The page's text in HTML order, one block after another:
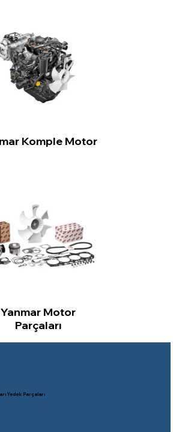
Komple Motor
Yanmar Motor
Parçaları
Yedek Parçaları